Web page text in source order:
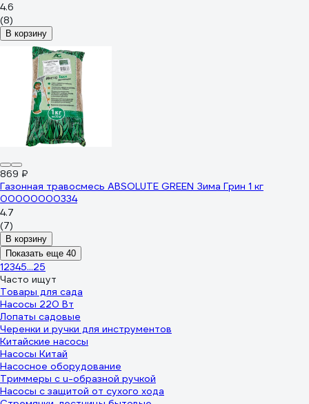
4.6
(8)
В корзину
869 ₽
Газонная травосмесь ABSOLUTE GREEN Зима Грин 1 кг
00000000334
4.7
(7)
В корзину
Показать еще 40
12345...25
Часто ищут
Товары для сада
Насосы 220 Вт
Лопаты садовые
Черенки и ручки для инструментов
Китайские насосы
Насосы Китай
Насосное оборудование
Триммеры с u-образной ручкой
Насосы с защитой от сухого хода